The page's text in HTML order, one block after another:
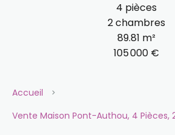
4 pièces
2 chambres
89.81 m²
105 000 €
Accueil
Vente Maison Pont-Authou, 4 Pièces,